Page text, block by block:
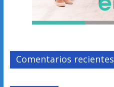
Comentarios recientes